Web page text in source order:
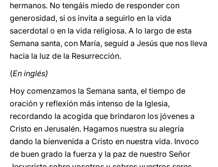
hermanos. No tengáis miedo de responder con
generosidad, si os invita a seguirlo en la vida
sacerdotal o en la vida religiosa. A lo largo de esta
Semana santa, con María, seguid a Jesús que nos lleva
hacia la luz de la Resurrección.
(En inglés)
Hoy comenzamos la Semana santa, el tiempo de
oración y reflexión más intenso de la Iglesia,
recordando la acogida que brindaron los jóvenes a
Cristo en Jerusalén. Hagamos nuestra su alegría
dando la bienvenida a Cristo en nuestra vida. Invoco
de buen grado la fuerza y la paz de nuestro Señor